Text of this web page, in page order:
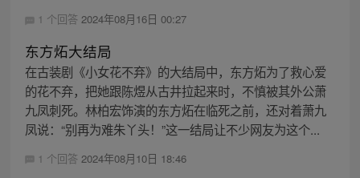
1 个回答 2024年08月16日 00:27
东方炻大结局
在古装剧《小女花不弃》的大结局中，东方炻为了救心爱
的花不弃，把她跟陈煜从古井拉起来时，不慎被其外公萧
九凤刺死。林柏宏饰演的东方炻在临死之前，还对着萧九
凤说：“别再为难朱丫头！”这一结局让不少网友为这个...
1 个回答 2024年08月10日 18:46